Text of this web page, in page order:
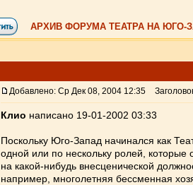
АРХИВ ФОРУМА ТЕАТРА НА ЮГО-
Добавлено: Ср Дек 08, 2004 12:35
Клио написано 19-01-2002 03:33
Поскольку Юго-Запад начинался как
одной или по нескольку ролей,
на какой-нибудь внесценической
например, многолетняя бессменная